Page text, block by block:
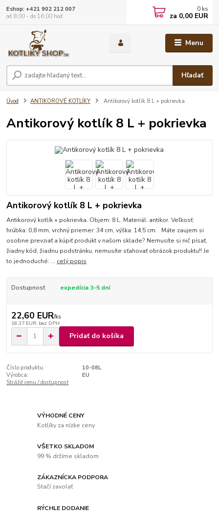
Menu
Hľadať
Eshop: +421 902 212 007
od 8:00 - do 16:00 hod
0 ks
za 0,00 EUR
Úvod ANTIKOROVÉ KOTLÍKY Antikorový kotlík 8 L + pokrievka
Antikorový kotlík 8 L + pokrievka
Antikorový kotlík 8 L + pokrievka
Antikorový kotlík + pokrievka. Objem: 8 L. Materiál: antikor. Veľkosť:
hrúbka: 0,8 mm, vrchný priemer: 34 cm, výška: 14,5 cm. Máte zaujem si
osobne prevziať a kúpiť produkt v našom sklade? Nemusíte si nič písať,
žiadny kód, žiadnu podstránku, nemusíte sťahovať obrázok produktu!! Je
to jednoduché: ... celý popis
Dostupnosť expedícia 3-5 dní
22,60 EUR/ks
18,37 EUR bez DPH
Pridať do košíka
Číslo produktu:
10-08L
Výrobca:
EU
Strážiť cenu / dostupnosť
VÝHODNÉ CENY
Kotlíky za nízke ceny
VŠETKO SKLADOM
99 % držíme skladom
ZÁKAZNÍCKA PODPORA
Stačí zavolať
RÝCHLE DODANIE